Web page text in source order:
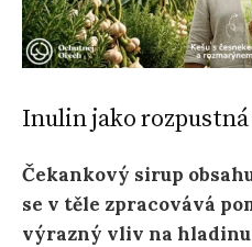
Inulin jako
Čekankový sirup
se v těle zpracovává
výrazný vliv na